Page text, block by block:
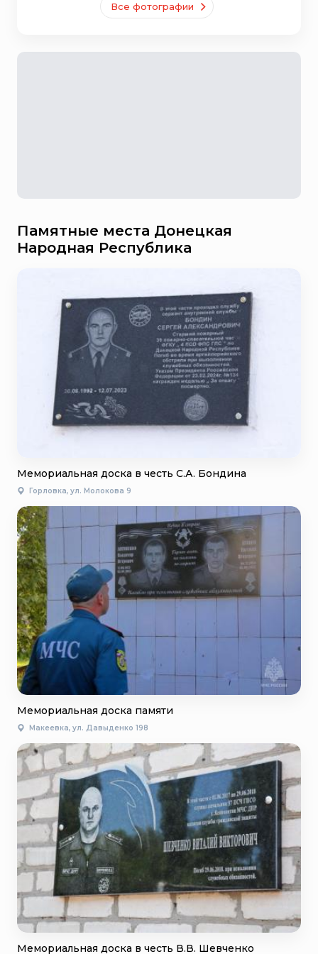
Все фотографии
Памятные места Донецкая
Народная Республика
Мемориальная доска в честь С.А. Бондина
Горловка, ул. Молокова 9
Мемориальная доска памяти
Макеевка, ул. Давыденко 198
Мемориальная доска в честь В.В. Шевченко